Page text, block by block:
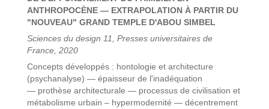
ANTHROPOCÈNE — EXTRAPOLATION À PARTIR DU
"NOUVEAU" GRAND TEMPLE D'ABOU SIMBEL
Sciences du design 11, Presses universitaires de
France, 2020
Concepts développés : hontologie et architecture
(psychanalyse) — épaisseur de l'inadéquation
— prothèse architecturale — processus de civilisation et
métabolisme urbain – hypermodernité — décentrement